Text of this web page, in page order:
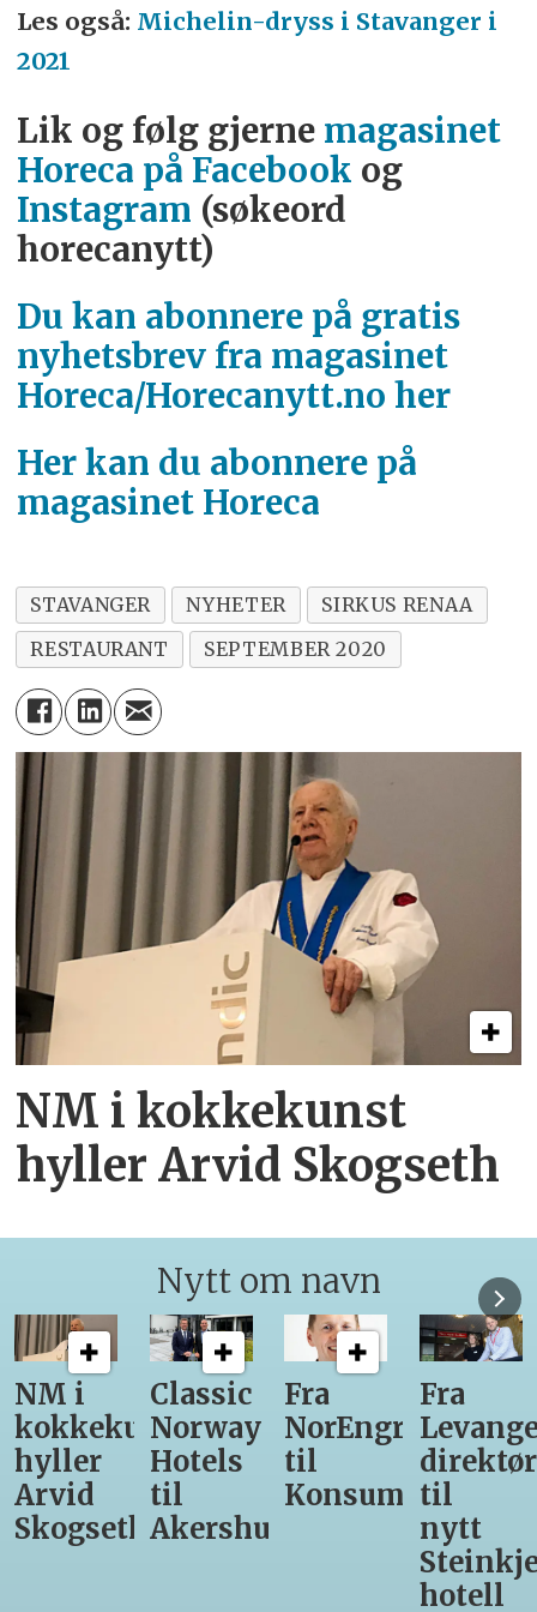
Les også: Michelin-dryss i Stavanger i
2021
Lik og følg gjerne magasinet
Horeca på Facebook og
Instagram (søkeord
horecanytt)
Du kan abonnere på gratis
nyhetsbrev fra magasinet
Horeca/Horecanytt.no her
Her kan du abonnere på
magasinet Horeca
STAVANGER NYHETER
SIRKUS RENAA
RESTAURANT
SEPTEMBER 2020
NM i kokkekunst
hyller Arvid Skogseth
Nytt om navn
Classic
Norway
Hotels
til
Akershus
Fra
NorEngros
til
Konsumgruppen
Fra
Levanger-
direktør
til
Steinkjer-
12
får
være
med
Asko